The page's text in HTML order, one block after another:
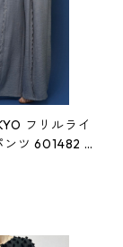
フリルライ
ツ 601482 グ